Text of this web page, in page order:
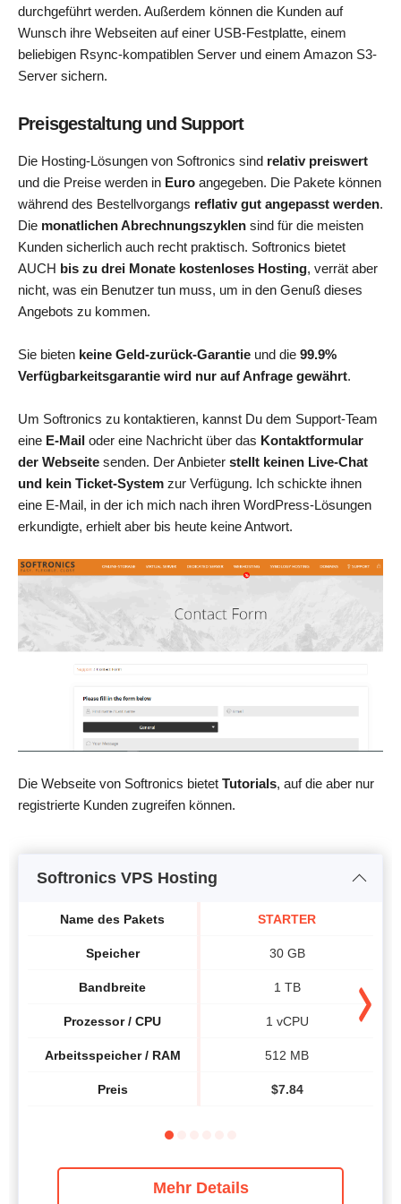
durchgeführt werden. Außerdem können die Kunden auf
Wunsch ihre Webseiten auf einer USB-Festplatte, einem
beliebigen Rsync-kompatiblen Server und einem Amazon S3-
Server sichern.
Preisgestaltung und Support
Die Hosting-Lösungen von Softronics sind relativ preiswert
und die Preise werden in Euro angegeben. Die Pakete können
während des Bestellvorgangs reflativ gut angepasst werden.
Die monatlichen Abrechnungszyklen sind für die meisten
Kunden sicherlich auch recht praktisch. Softronics bietet
AUCH bis zu drei Monate kostenloses Hosting, verrät aber
nicht, was ein Benutzer tun muss, um in den Genuß dieses
Angebots zu kommen.
Sie bieten keine Geld-zurück-Garantie und die 99.9%
Verfügbarkeitsgarantie wird nur auf Anfrage gewährt.
Um Softronics zu kontaktieren, kannst Du dem Support-Team
eine E-Mail oder eine Nachricht über das Kontaktformular
der Webseite senden. Der Anbieter stellt keinen Live-Chat
und kein Ticket-System zur Verfügung. Ich schickte ihnen
eine E-Mail, in der ich mich nach ihren WordPress-Lösungen
erkundigte, erhielt aber bis heute keine Antwort.
Die Webseite von Softronics bietet Tutorials, auf die aber nur
registrierte Kunden zugreifen können.
Softronics VPS Hosting
Name des Pakets
Speicher
Bandbreite
Prozessor / CPU
Arbeitsspeicher / RAM
Preis
STARTER
30 GB
1 TB
1 vCPU
512 MB
$7.84
Mehr Details